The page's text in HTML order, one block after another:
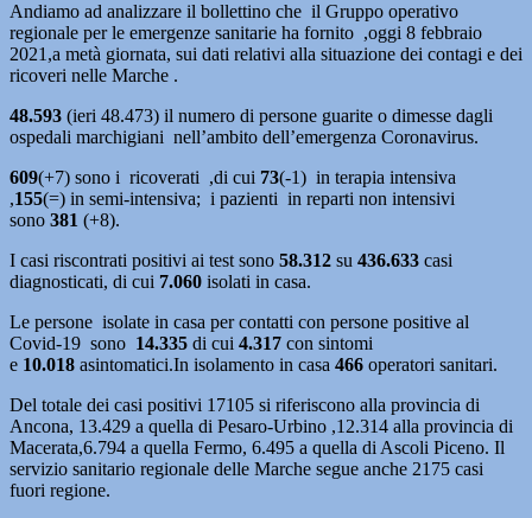
Andiamo ad analizzare il bollettino che il Gruppo operativo
regionale per le emergenze sanitarie ha fornito ,oggi 8 febbraio
2021,a metà giornata, sui dati relativi alla situazione dei contagi e dei
ricoveri nelle Marche .
48.593 (ieri 48.473) il numero di persone guarite o dimesse dagli
ospedali marchigiani nell’ambito dell’emergenza Coronavirus.
609(+7) sono i ricoverati ,di cui 73(-1) in terapia intensiva
,155(=) in semi-intensiva; i pazienti in reparti non intensivi
sono 381 (+8).
I casi riscontrati positivi ai test sono 58.312 su 436.633 casi
diagnosticati, di cui 7.060 isolati in casa.
Le persone isolate in casa per contatti con persone positive al
Covid-19 sono 14.335 di cui 4.317 con sintomi
e 10.018 asintomatici.In isolamento in casa 466 operatori sanitari.
Del totale dei casi positivi 17105 si riferiscono alla provincia di
Ancona, 13.429 a quella di Pesaro-Urbino ,12.314 alla provincia di
Macerata,6.794 a quella Fermo, 6.495 a quella di Ascoli Piceno. Il
servizio sanitario regionale delle Marche segue anche 2175 casi
fuori regione.